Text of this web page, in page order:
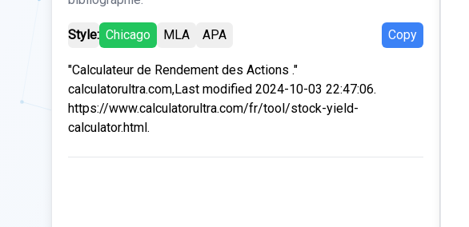
Style: Chicago MLA APA Copy
"Calculateur de Rendement des Actions ."
calculatorultra.com,Last modified 2024-10-03 22:47:06.
https://www.calculatorultra.com/fr/tool/stock-yield-
calculator.html.